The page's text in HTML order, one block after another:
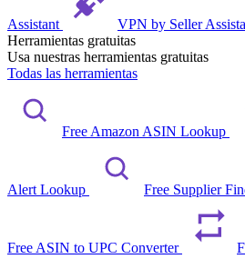
Assistant
VPN by Seller
Herramientas gratuitas
Usa nuestras herramientas gratuitas
Todas las herramientas
Free Amazon ASIN Lookup
Alert Lookup Free Supplier
Free ASIN to UPC Converter